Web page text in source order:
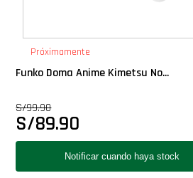
Próximamente
Funko Doma Anime Kimetsu No...
S/99.90
S/89.90